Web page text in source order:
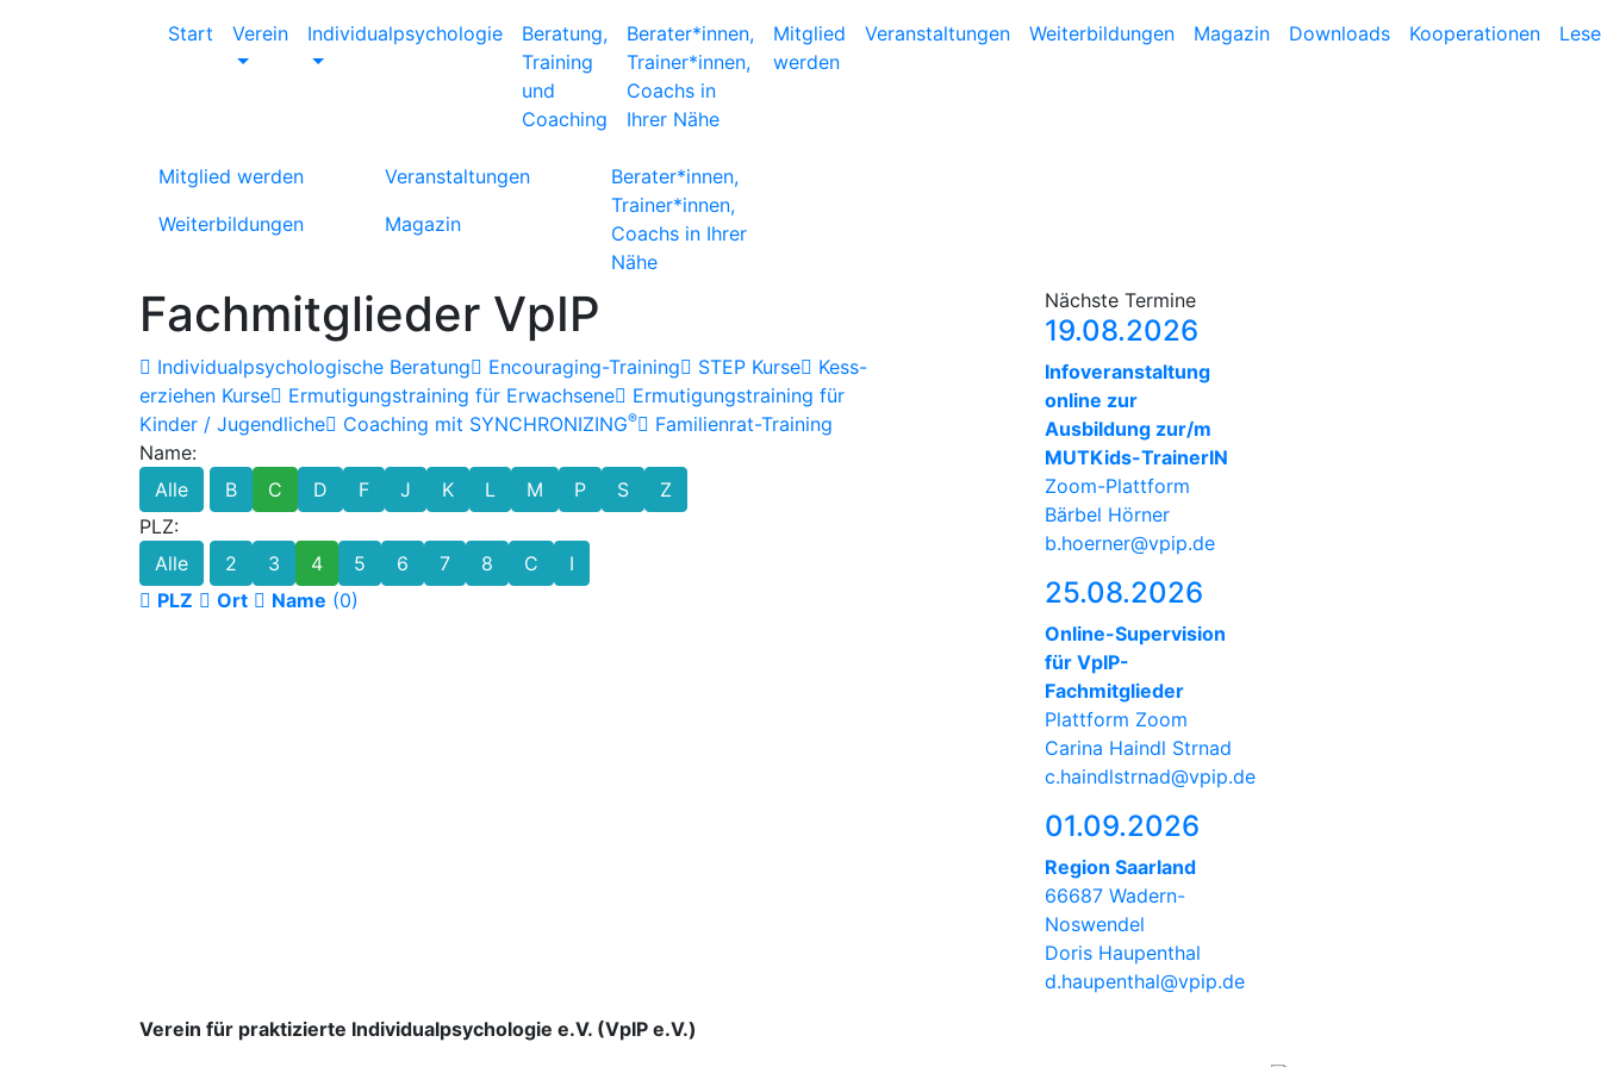
Start Verein Individualpsychologie
Beratung,
Training
und
Coaching
Berater*innen,
Trainer*innen,
Coachs in
Ihrer Nähe
Mitglied
werden
Veranstaltungen Weiterbildungen Magazin Downloads Kooperationen
Mitglied werden
Weiterbildungen
Veranstaltungen
Magazin
Berater*innen,
Trainer*innen,
Coachs in Ihrer
Nähe
Fachmitglieder VpIP
Individualpsychologische Beratung Encouraging-Training STEP Kurse
Kess-
erziehen Kurse
Ermutigungstraining für Erwachsene
Ermutigungstraining für
Kinder / Jugendliche
Coaching mit SYNCHRONIZING®
Familienrat-Training
Name:
Alle
B C D F J K L M P S
Z
PLZ:
Alle
2 3 4 5 6 7 8 C
I
PLZ
Ort Name (0)
Nächste Termine
19.08.2026
Infoveranstaltung
online zur
Ausbildung zur/m
MUTKids-TrainerIN
Zoom-Plattform
Bärbel Hörner
b.hoerner@vpip.de
25.08.2026
Online-Supervision
für VpIP-
Fachmitglieder
Plattform Zoom
Carina Haindl Strnad
c.haindlstrnad@vpip.de
01.09.2026
Region Saarland
66687 Wadern-
Noswendel
Doris Haupenthal
d.haupenthal@vpip.de
Verein für praktizierte Individualpsychologie e.V. (VpIP e.V.)